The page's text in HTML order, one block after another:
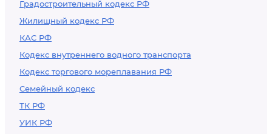
Градостроительный кодекс РФ
Жилищный кодекс РФ
КАС РФ
Кодекс внутреннего водного транспорта
Кодекс торгового мореплавания РФ
Семейный кодекс
ТК РФ
УИК РФ